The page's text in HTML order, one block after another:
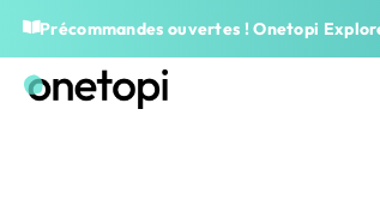
Précommandes ouvertes ! Onetopi